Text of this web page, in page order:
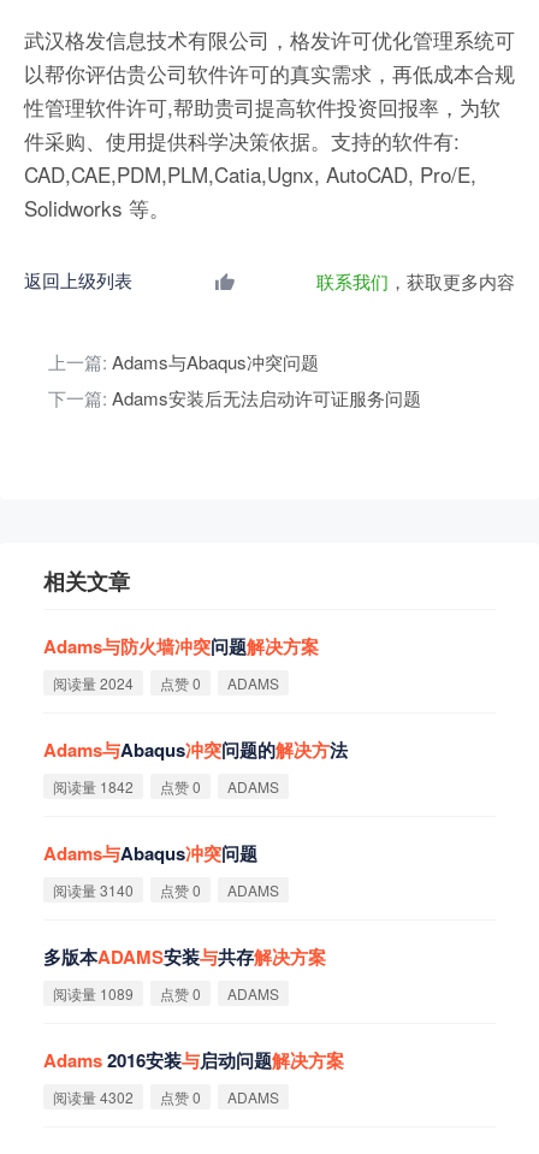
武汉格发信息技术有限公司，格发许可优化管理系统可
以帮你评估贵公司软件许可的真实需求，再低成本合规
性管理软件许可,帮助贵司提高软件投资回报率，为软
件采购、使用提供科学决策依据。支持的软件有:
CAD,CAE,PDM,PLM,Catia,Ugnx, AutoCAD, Pro/E,
Solidworks 等。
返回上级列表 联系我们 ，获取更多内容
上一篇: Adams与Abaqus冲突问题
下一篇: Adams安装后无法启动许可证服务问题
相关文章
Adams与防火墙冲突问题解决方案
阅读量 2024 点赞 0 ADAMS
Adams与Abaqus冲突问题的解决方法
阅读量 1842 点赞 0 ADAMS
Adams与Abaqus冲突问题
阅读量 3140 点赞 0 ADAMS
多版本ADAMS安装与共存解决方案
阅读量 1089 点赞 0 ADAMS
Adams2016安装与启动问题解决方案
阅读量 4302 点赞 0 ADAMS